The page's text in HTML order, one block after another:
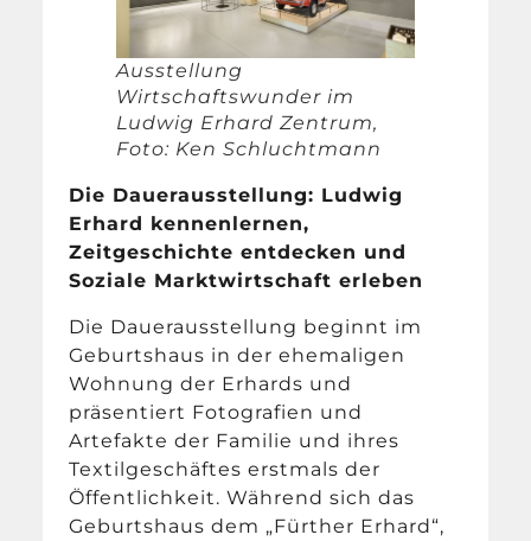
Ausstellung
Wirtschaftswunder im
Ludwig Erhard Zentrum,
Foto: Ken Schluchtmann
Die Dauerausstellung: Ludwig
Erhard kennenlernen,
Zeitgeschichte entdecken und
Soziale Marktwirtschaft erleben
Die Dauerausstellung beginnt im
Geburtshaus in der ehemaligen
Wohnung der Erhards und
präsentiert Fotografien und
Artefakte der Familie und ihres
Textilgeschäftes erstmals der
Öffentlichkeit. Während sich das
Geburtshaus dem „Fürther Erhard“,